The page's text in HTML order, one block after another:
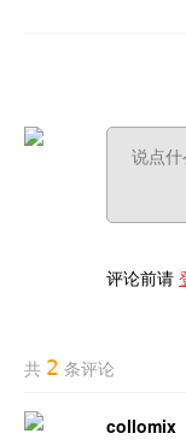
评论前请
共 2 条评论
collomix